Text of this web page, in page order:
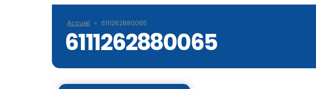
Accueil » 6111262880065
6111262880065